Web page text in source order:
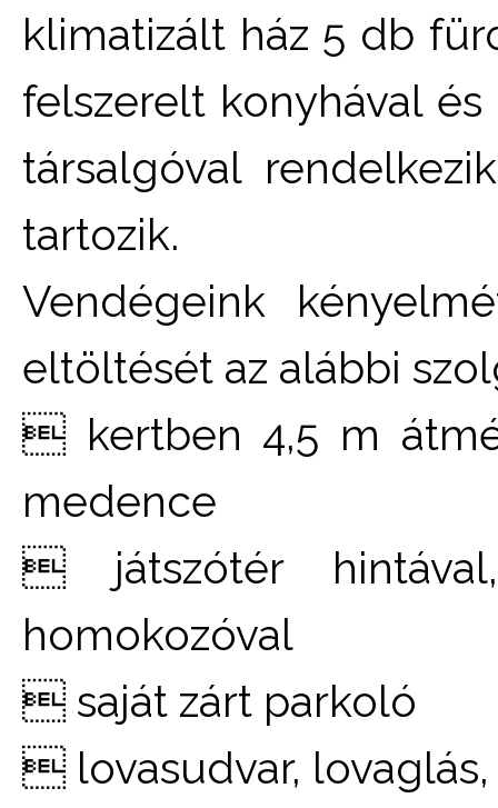
klimatizált ház 5 db
felszerelt konyhával
társalgóval
tartozik.
Vendégeink
eltöltését az alábbi
 kertben 4,5 m
medence
 játszótér hintával,
homokozóval
 saját zárt parkoló
 lovasudvar, lovaglás,